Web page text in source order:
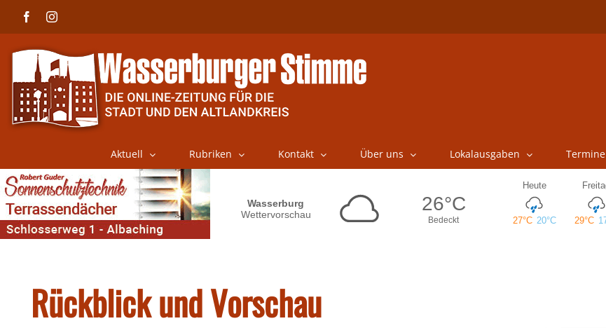
FacebookInstagram
Aktuell Rubriken Kontakt Über uns Lokalausgaben Termine
Rückblick und Vorschau